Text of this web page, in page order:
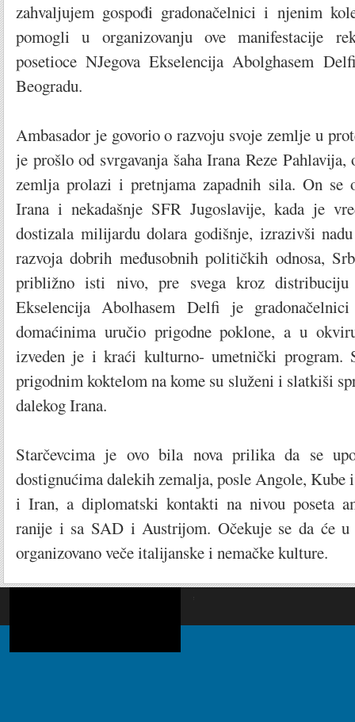
zahvaljujem gospođi gradonačelnici i njenim
pomogli u organizovanju ove manifestacije
posetioce NJegova Ekselencija Abolghasem
Beogradu.
Ambasador je govorio o razvoju svoje zemlje u
je prošlo od svrgavanja šaha Irana Reze Pahlavija,
zemlja prolazi i pretnjama zapadnih sila. On se
Irana i nekadašnje SFR Jugoslavije, kada je
dostizala milijardu dolara godišnje, izrazivši
razvoja dobrih međusobnih političkih odnosa,
približno isti nivo, pre svega kroz distribuciju
Ekselencija Abolhasem Delfi je
domaćinima uručio prigodne poklone, a u
izveden je i kraći kulturno- umetnički program.
prigodnim koktelom na kome su služeni i slatkiši
dalekog Irana.
Starčevcima je ovo bila nova prilika da se
dostignućima dalekih zemalja, posle Angole, Kube
i Iran, a diplomatski kontakti na nivou poseta
ranije i sa SAD i Austrijom. Očekuje se da će u
organizovano veče italijanske i nemačke kulture.